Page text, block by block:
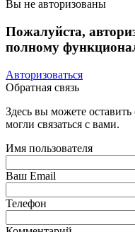
Вы не авторизованы
Пожалуйста,
полному
Авторизоваться
Обратная связь
Здесь вы можете
могли связаться с вами.
Имя пользователя
Ваш Email
Телефон